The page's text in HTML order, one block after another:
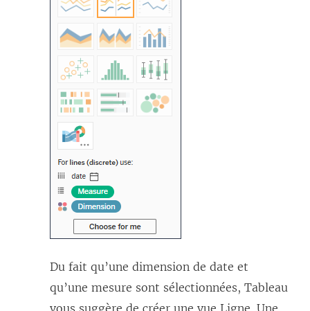
Du fait qu’une dimension de date et
qu’une mesure sont sélectionnées, Tableau
vous suggère de créer une vue Ligne. Une